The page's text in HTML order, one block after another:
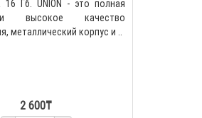
16 Гб. UNION - это полная
высокое качество
металлический корпус и ..
2 600₸